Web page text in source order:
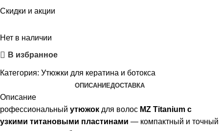
Скидки и акции
Нет в наличии
В избранное
Категория: Утюжки для кератина и ботокса
ОПИСАНИЕДОСТАВКА
Описание
рофессиональный утюжок для волос MZ Titanium с
узкими титановыми пластинами — компактный и точный